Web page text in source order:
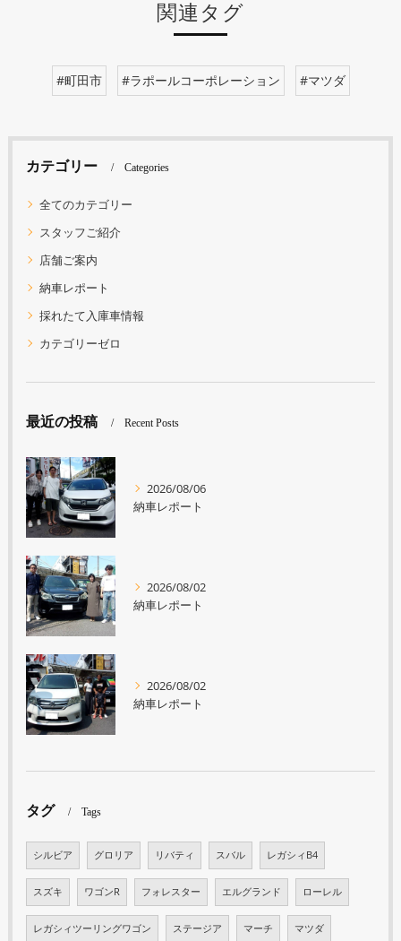
関連タグ
#町田市 #ラポールコーポレーション #マツダ
カテゴリー Categories
全てのカテゴリー
スタッフご紹介
店舗ご案内
納車レポート
採れたて入庫車情報
カテゴリーゼロ
最近の投稿 Recent Posts
2026/08/06
納車レポート
2026/08/02
納車レポート
2026/08/02
納車レポート
タグ Tags
シルビア グロリア リバティ スバル レガシィB4
スズキ ワゴンR フォレスター エルグランド ローレル
レガシィツーリングワゴン ステージア マーチ マツダ